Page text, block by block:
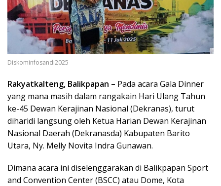
Diskominfosandi2025
Rakyatkalteng, Balikpapan – Pada acara Gala Dinner
yang mana masih dalam rangakain Hari Ulang Tahun
ke-45 Dewan Kerajinan Nasional (Dekranas), turut
diharidi langsung oleh Ketua Harian Dewan Kerajinan
Nasional Daerah (Dekranasda) Kabupaten Barito
Utara, Ny. Melly Novita Indra Gunawan.
Dimana acara ini diselenggarakan di Balikpapan Sport
and Convention Center (BSCC) atau Dome, Kota